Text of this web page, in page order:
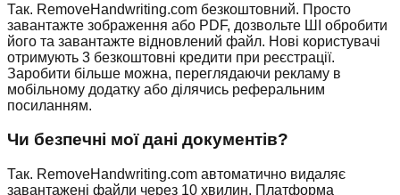
Так. RemoveHandwriting.com безкоштовний. Просто
завантажте зображення або PDF, дозвольте ШІ обробити
його та завантажте відновлений файл. Нові користувачі
отримують 3 безкоштовні кредити при реєстрації.
Заробити більше можна, переглядаючи рекламу в
мобільному додатку або ділячись реферальним
посиланням.
Чи безпечні мої дані документів?
Так. RemoveHandwriting.com автоматично видаляє
завантажені файли через 10 хвилин. Платформа